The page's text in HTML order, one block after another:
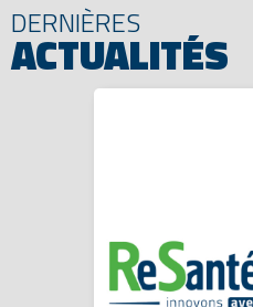
DERNIÈRES
ACTUALITÉS